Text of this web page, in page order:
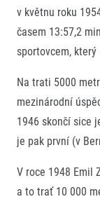
v květnu roku
časem 13:57,2
sportovcem,
Na trati 5000
mezinárodní
1946 skončí sice
je pak první (v
V roce 1948 Emil
a to trať 10 000